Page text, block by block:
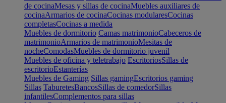
de cocinaMesas y sillas de cocinaMuebles auxiliares de
cocinaArmarios de cocinaCocinas modularesCocinas
completasCocinas a medida
Muebles de dormitorio Camas matrimonioCabeceros de
matrimonioArmarios de matrimonioMesitas de
nocheComodasMuebles de dormitorio juvenil
Muebles de oficina y teletrabajo EscritoriosSillas de
escritorioEstanterías
Muebles de Gaming Sillas gamingEscritorios gaming
Sillas TaburetesBancosSillas de comedorSillas
infantilesComplementos para sillas